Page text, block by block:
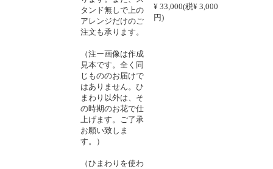
タンド無しで上の
アレンジだけのご
注文も承ります。
（注ー画像は作成
見本です。全く同
じもののお届けで
はありません。ひ
まわり以外は、そ
の時期のお花で仕
上げます。ご了承
お願い致しま
す。）
（ひまわりを使わ
¥ 33,000(税¥ 3,000
円)